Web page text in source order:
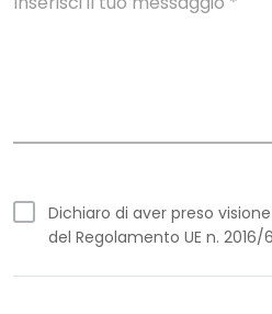
Dichiaro di aver preso
del Regolamento UE n. 2016/